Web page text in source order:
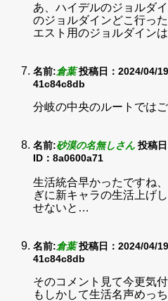
あ、ハイデルのジョルダ
のジョルダインどこ行っ
エスト用のジョルダイン
名前:倉葉 投稿日：2024/04/
41c84c8db
分岐の中央のルートでは
名前:砂漠の名無しさん 投稿
ID：8a0600a71
生活統合早かったですね
ぎに新キャラの生活上げ
せないと…
名前:倉葉 投稿日：2024/04/
41c84c8db
そのコメント見て今更気
もしかして生活名声めっ